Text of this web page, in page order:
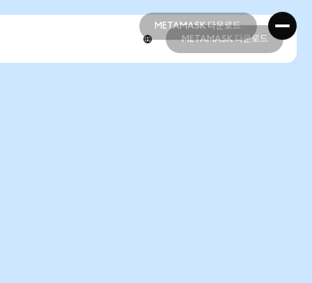
METAMASK 다운로드
METAMASK 다운로드
METAMASK 다운로드